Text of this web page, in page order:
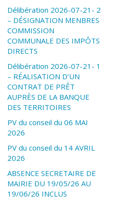
Délibération 2026-07-21- 2
– DÉSIGNATION MENBRES
COMMISSION
COMMUNALE DES IMPÔTS
DIRECTS
Délibération 2026-07-21- 1
– RÉALISATION D’UN
CONTRAT DE PRÊT
AUPRÈS DE LA BANQUE
DES TERRITOIRES
PV du conseil du 06 MAI
2026
PV du conseil du 14 AVRIL
2026
ABSENCE SECRETAIRE DE
MAIRIE DU 19/05/26 AU
19/06/26 INCLUS